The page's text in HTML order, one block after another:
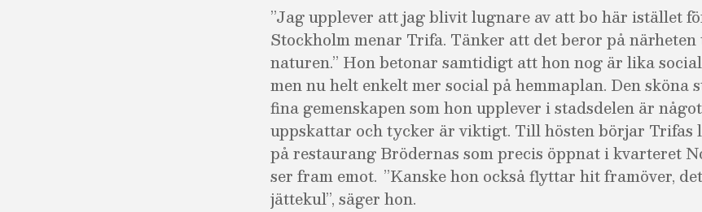
”Jag upplever att jag blivit lugnare av att bo här istället
Stockholm menar Trifa. Tänker att det beror på
naturen.” Hon betonar samtidigt att hon nog är lika
men nu helt enkelt mer social på hemmaplan. Den sköna
fina gemenskapen som hon upplever i stadsdelen är
uppskattar och tycker är viktigt. Till hösten börjar Trifas
på restaurang Brödernas som precis öppnat i kvarteret
ser fram emot. ”Kanske hon också flyttar hit framöver,
jättekul”, säger hon.